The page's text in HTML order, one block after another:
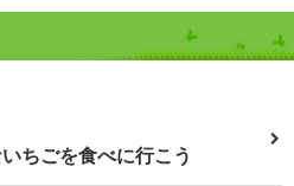
ちごを食べに行こう